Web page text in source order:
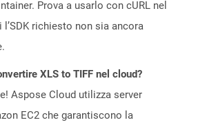
Prova a usarlo con cURL nel
l’SDK richiesto non sia ancora
XLS to TIFF nel cloud?
Aspose Cloud utilizza server
EC2 che garantiscono la